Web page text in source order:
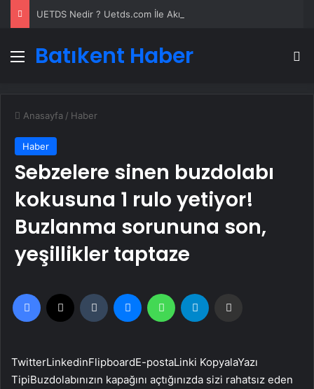
Menü
Batıkent Haber
Anasayfa / Haber
Haber
Sebzelere sinen buzdolabı
kokusuna 1 rulo yetiyor!
Buzlanma sorununa son,
yeşillikler taptaze
Facebook Tumblr MessengerWhatsApp
TwitterLinkedinFlipboardE-postaLinki KopyalaYazı
TipiBuzdolabınızın kapağını açtığınızda sizi rahatsız eden